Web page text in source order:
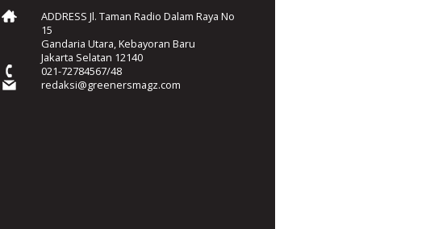
ADDRESS Jl. Taman Radio Dalam Raya No
15
Gandaria Utara, Kebayoran Baru
Jakarta Selatan 12140
021-72784567/48
redaksi@greenersmagz.com